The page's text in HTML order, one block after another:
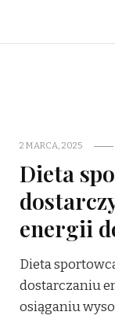
2 MARCA, 2025
Dieta
energii
Dieta
dostarczaniu
osiąganiu